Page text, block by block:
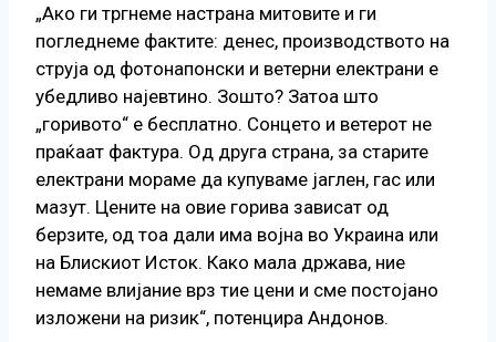
„Ако ги тргнеме настрана митовите и ги
погледнеме фактите: денес, производството на
струја од фотонапонски и ветерни електрани е
убедливо најевтино. Зошто? Затоа што
„горивото“ е бесплатно. Сонцето и ветерот не
праќаат фактура. Од друга страна, за старите
електрани мораме да купуваме јаглен, гас или
мазут. Цените на овие горива зависат од
берзите, од тоа дали има војна во Украина или
на Блискиот Исток. Како мала држава, ние
немаме влијание врз тие цени и сме постојано
изложени на ризик“, потенцира Андонов.